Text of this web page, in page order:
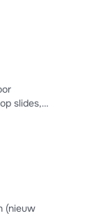
(nieuw